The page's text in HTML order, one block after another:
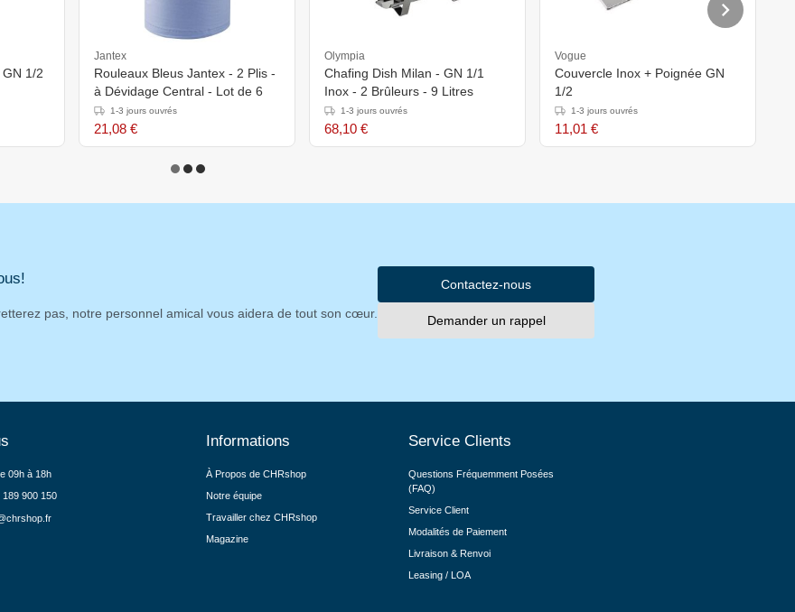
1/2
Jantex
Rouleaux Bleus Jantex - 2 Plis -
à Dévidage Central - Lot de 6
1-3 jours ouvrés
21,08 €
Olympia
Chafing Dish Milan - GN 1/1
Inox - 2 Brûleurs - 9 Litres
1-3 jours ouvrés
68,10 €
Vogue
Couvercle Inox + Poignée GN
1/2
1-3 jours ouvrés
11,01 €
pas, notre personnel amical vous aidera de tout son cœur.
Contactez-nous
Demander un rappel
09h à 18h
189 900 150
Informations
À Propos de CHRshop
Notre équipe
Travailler chez CHRshop
Magazine
Service Clients
Questions Fréquemment Posées
(FAQ)
Service Client
Modalités de Paiement
Livraison & Renvoi
Leasing / LOA